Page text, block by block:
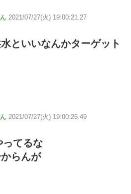
2021/07/27(火) 19:00:21.27
といいなんかターゲット
2021/07/27(火) 19:00:26.49
ってるな
らんが